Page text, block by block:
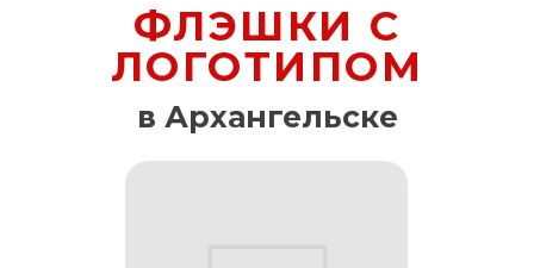
ФЛЭШКИ С
ЛОГОТИПОМ
в Архангельске